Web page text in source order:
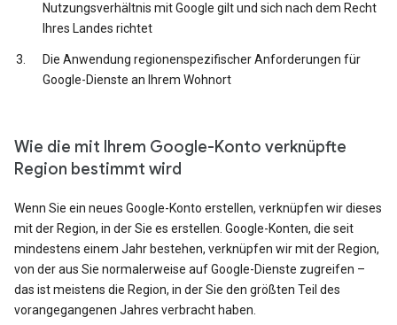
Nutzungsverhältnis mit Google gilt und sich nach dem Recht
Ihres Landes richtet
Die Anwendung regionenspezifischer Anforderungen für
Google-Dienste an Ihrem Wohnort
Wie die mit Ihrem Google-Konto verknüpfte
Region bestimmt wird
Wenn Sie ein neues Google-Konto erstellen, verknüpfen wir dieses
mit der Region, in der Sie es erstellen. Google-Konten, die seit
mindestens einem Jahr bestehen, verknüpfen wir mit der Region,
von der aus Sie normalerweise auf Google-Dienste zugreifen –
das ist meistens die Region, in der Sie den größten Teil des
vorangegangenen Jahres verbracht haben.